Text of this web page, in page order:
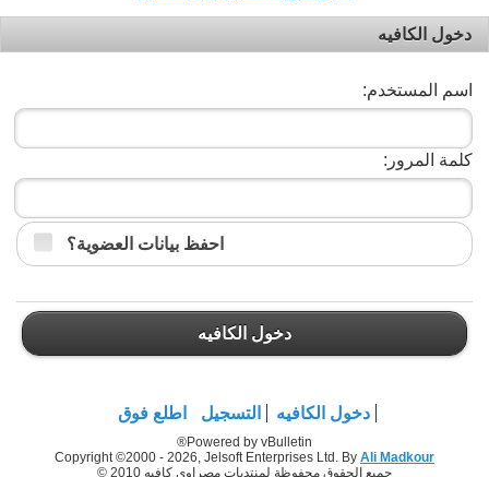
دخول الكافيه
اسم المستخدم:
كلمة المرور:
احفظ بيانات العضوية؟
دخول الكافيه
دخول الكافيه التسجيل اطلع فوق
Powered by vBulletin®
Copyright ©2000 - 2026, Jelsoft Enterprises Ltd. By Ali Madkour
جميع الحقوق محفوظة لمنتديات مصراوي كافيه 2010 ©